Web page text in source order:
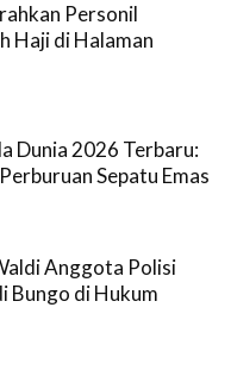
Personil
Haji di Halaman
Dunia 2026 Terbaru:
Sepatu Emas
Anggota Polisi
Bungo di Hukum